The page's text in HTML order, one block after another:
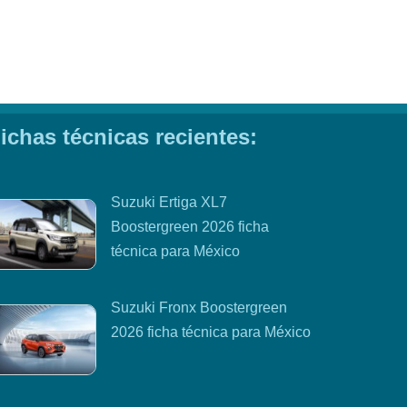
técnicas recientes:
Suzuki Ertiga XL7
Boostergreen 2026 ficha
técnica para México
Suzuki Fronx Boostergreen
2026 ficha técnica para México